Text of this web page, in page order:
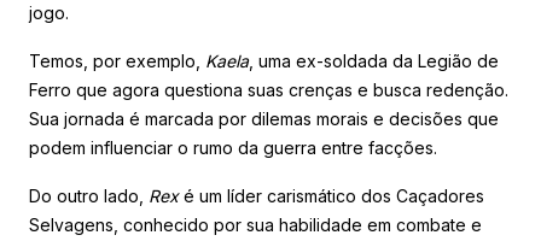
jogo.
Temos, por exemplo, Kaela, uma ex-soldada da Legião de
Ferro que agora questiona suas crenças e busca redenção.
Sua jornada é marcada por dilemas morais e decisões que
podem influenciar o rumo da guerra entre facções.
Do outro lado, Rexé um líder carismático dos Caçadores
Selvagens, conhecido por sua habilidade em combate e